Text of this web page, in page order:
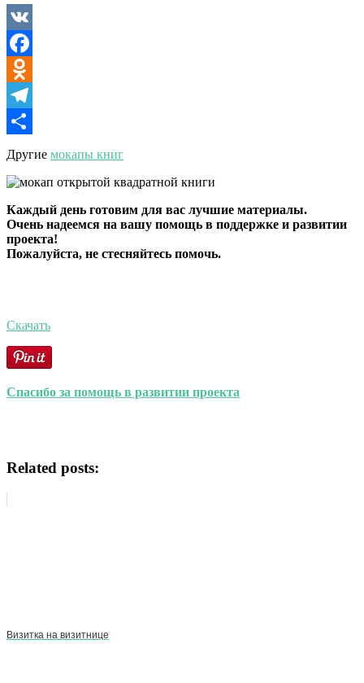
VK
Facebook
Odnoklassniki
Telegram
Отправить
Другие мокапы книг
Каждый день готовим для вас лучшие материалы.
Очень надеемся на вашу помощь в поддержке и развитии
проекта!
Пожалуйста, не стесняйтесь помочь.
Скачать
Спасибо за помощь в развитии проекта
Related posts:
Визитка на визитнице